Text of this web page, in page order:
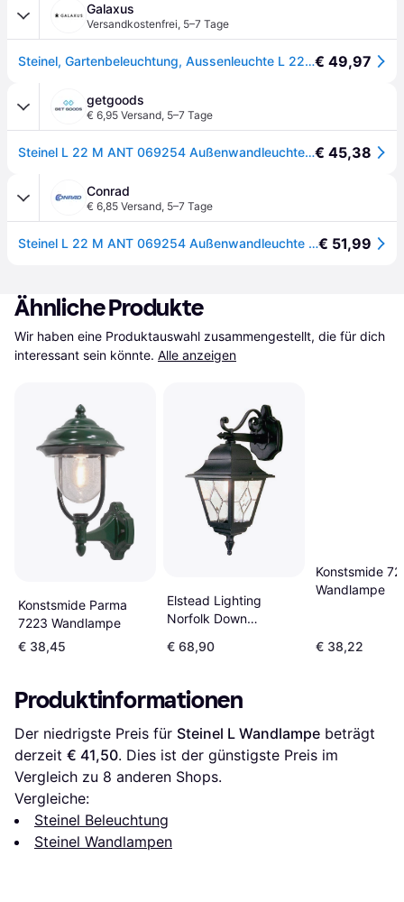
Galaxus
Versandkostenfrei, 5–7 Tage
Steinel, Gartenbeleuchtung, Aussenleuchte L 22 M (E27, IP44)€ 49,97
getgoods
€ 6,95 Versand, 5–7 Tage
Steinel L 22 M ANT 069254 Außenwandleuchte 60 W Anthrazit€ 45,38
Conrad
€ 6,85 Versand, 5–7 Tage
Steinel L 22 M ANT 069254 Außenwandleuchte E27 60 W Anthrazit - [Anthrazit]€ 51,99
Ähnliche Produkte
Wir haben eine Produktauswahl zusammengestellt, die für dich
interessant sein könnte. Alle anzeigen
Konstsmide Parma
7223 Wandlampe
€ 38,45
Elstead Lighting
Norfolk Down
€ 68,90
Konstsmide
Wandlampe
€ 38,22
Produktinformationen
Der niedrigste Preis für Steinel L Wandlampe beträgt
derzeit € 41,50. Dies ist der günstigste Preis im
Vergleich zu 8 anderen Shops.
Vergleiche:
Steinel Beleuchtung
Steinel Wandlampen